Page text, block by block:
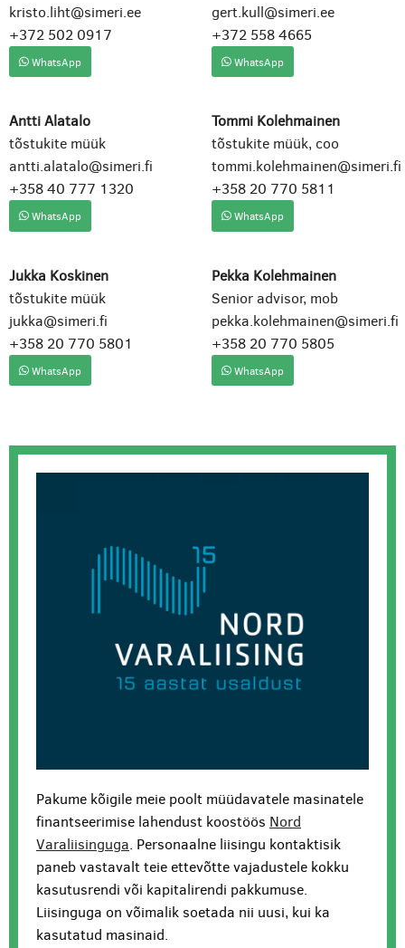
kristo.liht@simeri.ee
+372 502 0917
WhatsApp
gert.kull@simeri.ee
+372 558 4665
WhatsApp
Antti Alatalo
tõstukite müük
antti.alatalo@simeri.fi
+358 40 777 1320
WhatsApp
Tommi Kolehmainen
tõstukite müük, coo
tommi.kolehmainen@simeri.fi
+358 20 770 5811
WhatsApp
Jukka Koskinen
tõstukite müük
jukka@simeri.fi
+358 20 770 5801
WhatsApp
Pekka Kolehmainen
Senior advisor, mob
pekka.kolehmainen@simeri.fi
+358 20 770 5805
WhatsApp
Pakume kõigile meie poolt müüdavatele masinatele
finantseerimise lahendust koostöös Nord
Varaliisinguga. Personaalne liisingu kontaktisik
paneb vastavalt teie ettevõtte vajadustele kokku
kasutusrendi või kapitalirendi pakkumuse.
Liisinguga on võimalik soetada nii uusi, kui ka
kasutatud masinaid.